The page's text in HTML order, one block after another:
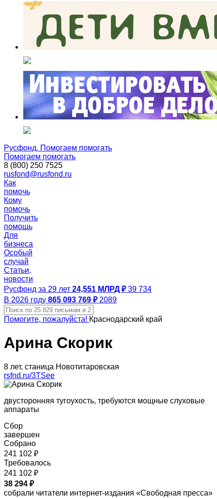
Русфонд. Помогаем помогать
Помогаем помогать
8 (800) 250 7525
rusfond@rusfond.ru
Как
помочь
Кому
помочь
Получить
помощь
Для
бизнеса
Особый
случай
Статьи,
новости
Русфонд за 29 лет 24,551 МЛРД ₽ 39 734
В 2026 году 865 093 769 ₽ 2089
Помогите, пожалуйста! Краснодарский край
Арина Скорик
8 лет, станица Новотитаровская
rsfnd.ru/3TSee
двусторонняя тугоухость, требуются мощные слуховые
аппараты
Сбор
завершен
Собрано
241 102 ₽
Требовалось
241 102 ₽
38 294 ₽
собрали читатели интернет-издания «Свободная пресса»